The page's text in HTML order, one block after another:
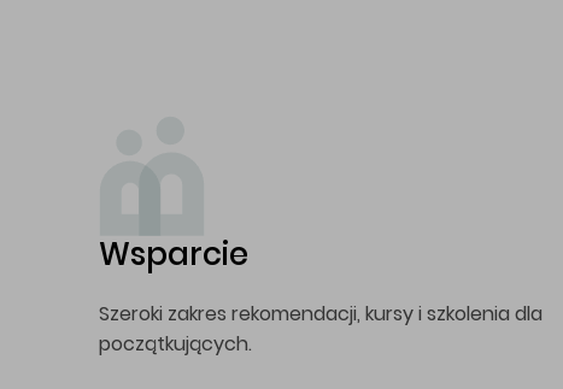
Wsparcie
Szeroki zakres rekomendacji, kursy i szkolenia dla
początkujących.